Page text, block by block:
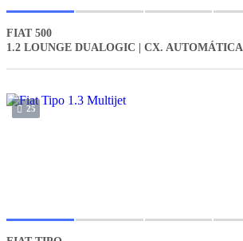
FIAT 500
1.2 LOUNGE DUALOGIC | CX. AUTOMÁTICA
25